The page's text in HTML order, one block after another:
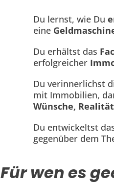
Du lernst, wie Du
eine
Du erhältst das
erfolgreicher
Du verinnerlichst
mit Immobilien,
Wünsche, Realität
Du entwickeltst
gegenüber dem
Für wen es